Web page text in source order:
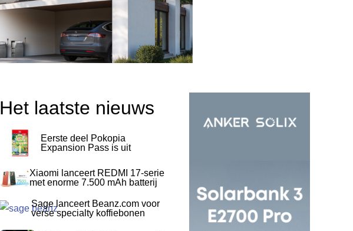
Het laatste nieuws
Eerste deel Pokopia
Expansion Pass is uit
Xiaomi lanceert REDMI 17-serie
met enorme 7.500 mAh batterij
Sage lanceert Beanz.com voor
verse specialty koffiebonen